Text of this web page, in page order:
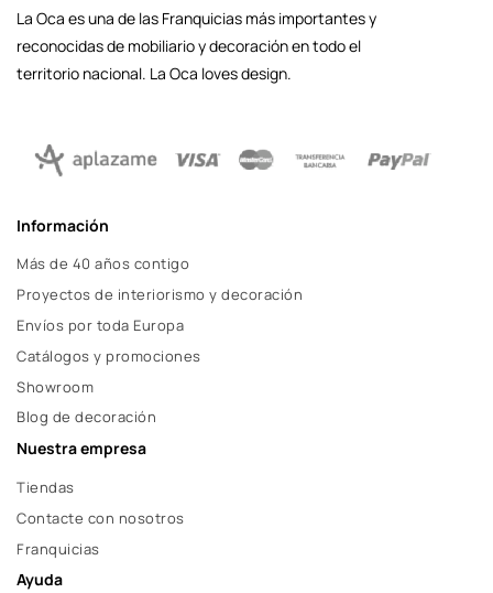
La Oca es una de las Franquicias más importantes y
reconocidas de mobiliario y decoración en todo el
territorio nacional. La Oca loves design.
Información
Más de 40 años contigo
Proyectos de interiorismo y decoración
Envíos por toda Europa
Catálogos y promociones
Showroom
Blog de decoración
Nuestra empresa
Tiendas
Contacte con nosotros
Franquicias
Ayuda